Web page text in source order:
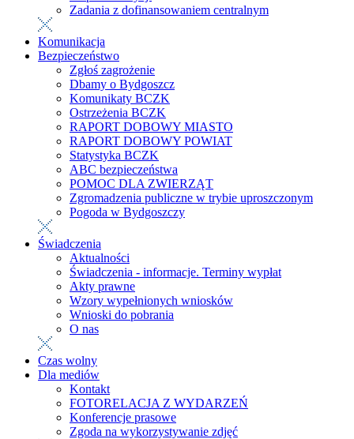
Zadania z dofinansowaniem centralnym
Komunikacja
Bezpieczeństwo
Zgłoś zagrożenie
Dbamy o Bydgoszcz
Komunikaty BCZK
Ostrzeżenia BCZK
RAPORT DOBOWY MIASTO
RAPORT DOBOWY POWIAT
Statystyka BCZK
ABC bezpieczeństwa
POMOC DLA ZWIERZĄT
Zgromadzenia publiczne w trybie uproszczonym
Pogoda w Bydgoszczy
Świadczenia
Aktualności
Świadczenia - informacje. Terminy wypłat
Akty prawne
Wzory wypełnionych wniosków
Wnioski do pobrania
O nas
Czas wolny
Dla mediów
Kontakt
FOTORELACJA Z WYDARZEŃ
Konferencje prasowe
Zgoda na wykorzystywanie zdjęć